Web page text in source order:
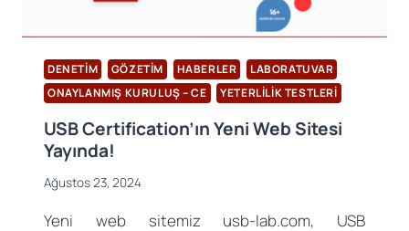
DENETIM GÖZETIM HABERLER
LABORATUVAR
ONAYLANMIŞ KURULUŞ – CE
YETERLILIK TESTLERI
USB Certification’ın Yeni Web Sitesi
Yayında!
Ağustos 23, 2024
Yeni web sitemiz usb-lab.com, USB